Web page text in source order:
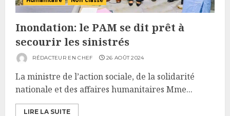
Inondation: le PAM se dit prêt à
secourir les sinistrés
RÉDACTEUR EN CHEF 26 AOÛT 2024
La ministre de l’action sociale, de la solidarité
nationale et des affaires humanitaires Mme...
LIRE LA SUITE